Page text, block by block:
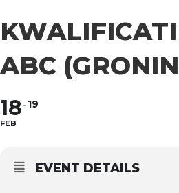
ABC
18
FEB
19
EVENT DETAILS